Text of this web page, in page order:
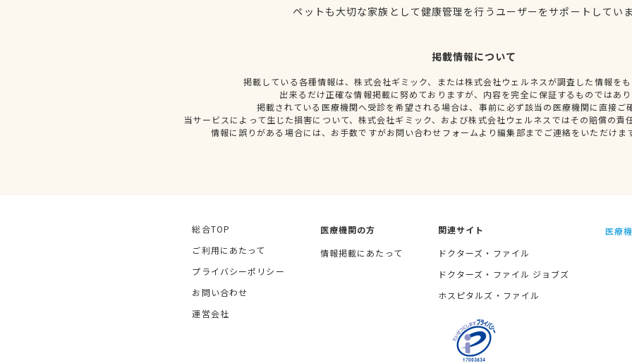
ペットも大切な家族として健康管理を行うユーザーをサポートしてい
掲載情報について
掲載している各種情報は、株式会社ギミック、または株式会社ウェルネスが調査した情報を
出来るだけ正確な情報掲載に努めておりますが、内容を完全に保証するものではあ
掲載されている医療機関へ受診を希望される場合は、事前に必ず該当の医療機関に直接ご
当サービスによって生じた損害について、株式会社ギミック、および株式会社ウェルネスではその賠償の責
情報に誤りがある場合には、お手数ですがお問い合わせフォームより編集部までご連絡をいただけま
総合TOP
ご利用にあたって
プライバシーポリシー
お問い合わせ
運営会社
医療機関の方
情報掲載にあたって
関連サイト
ドクターズ・ファイル
ドクターズ・ファイル ジョブズ
ホスピタルズ・ファイル
医療